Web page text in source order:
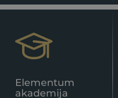
Elementum
akademija
OBVESTILO: